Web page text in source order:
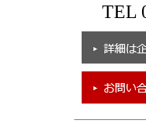
TEL